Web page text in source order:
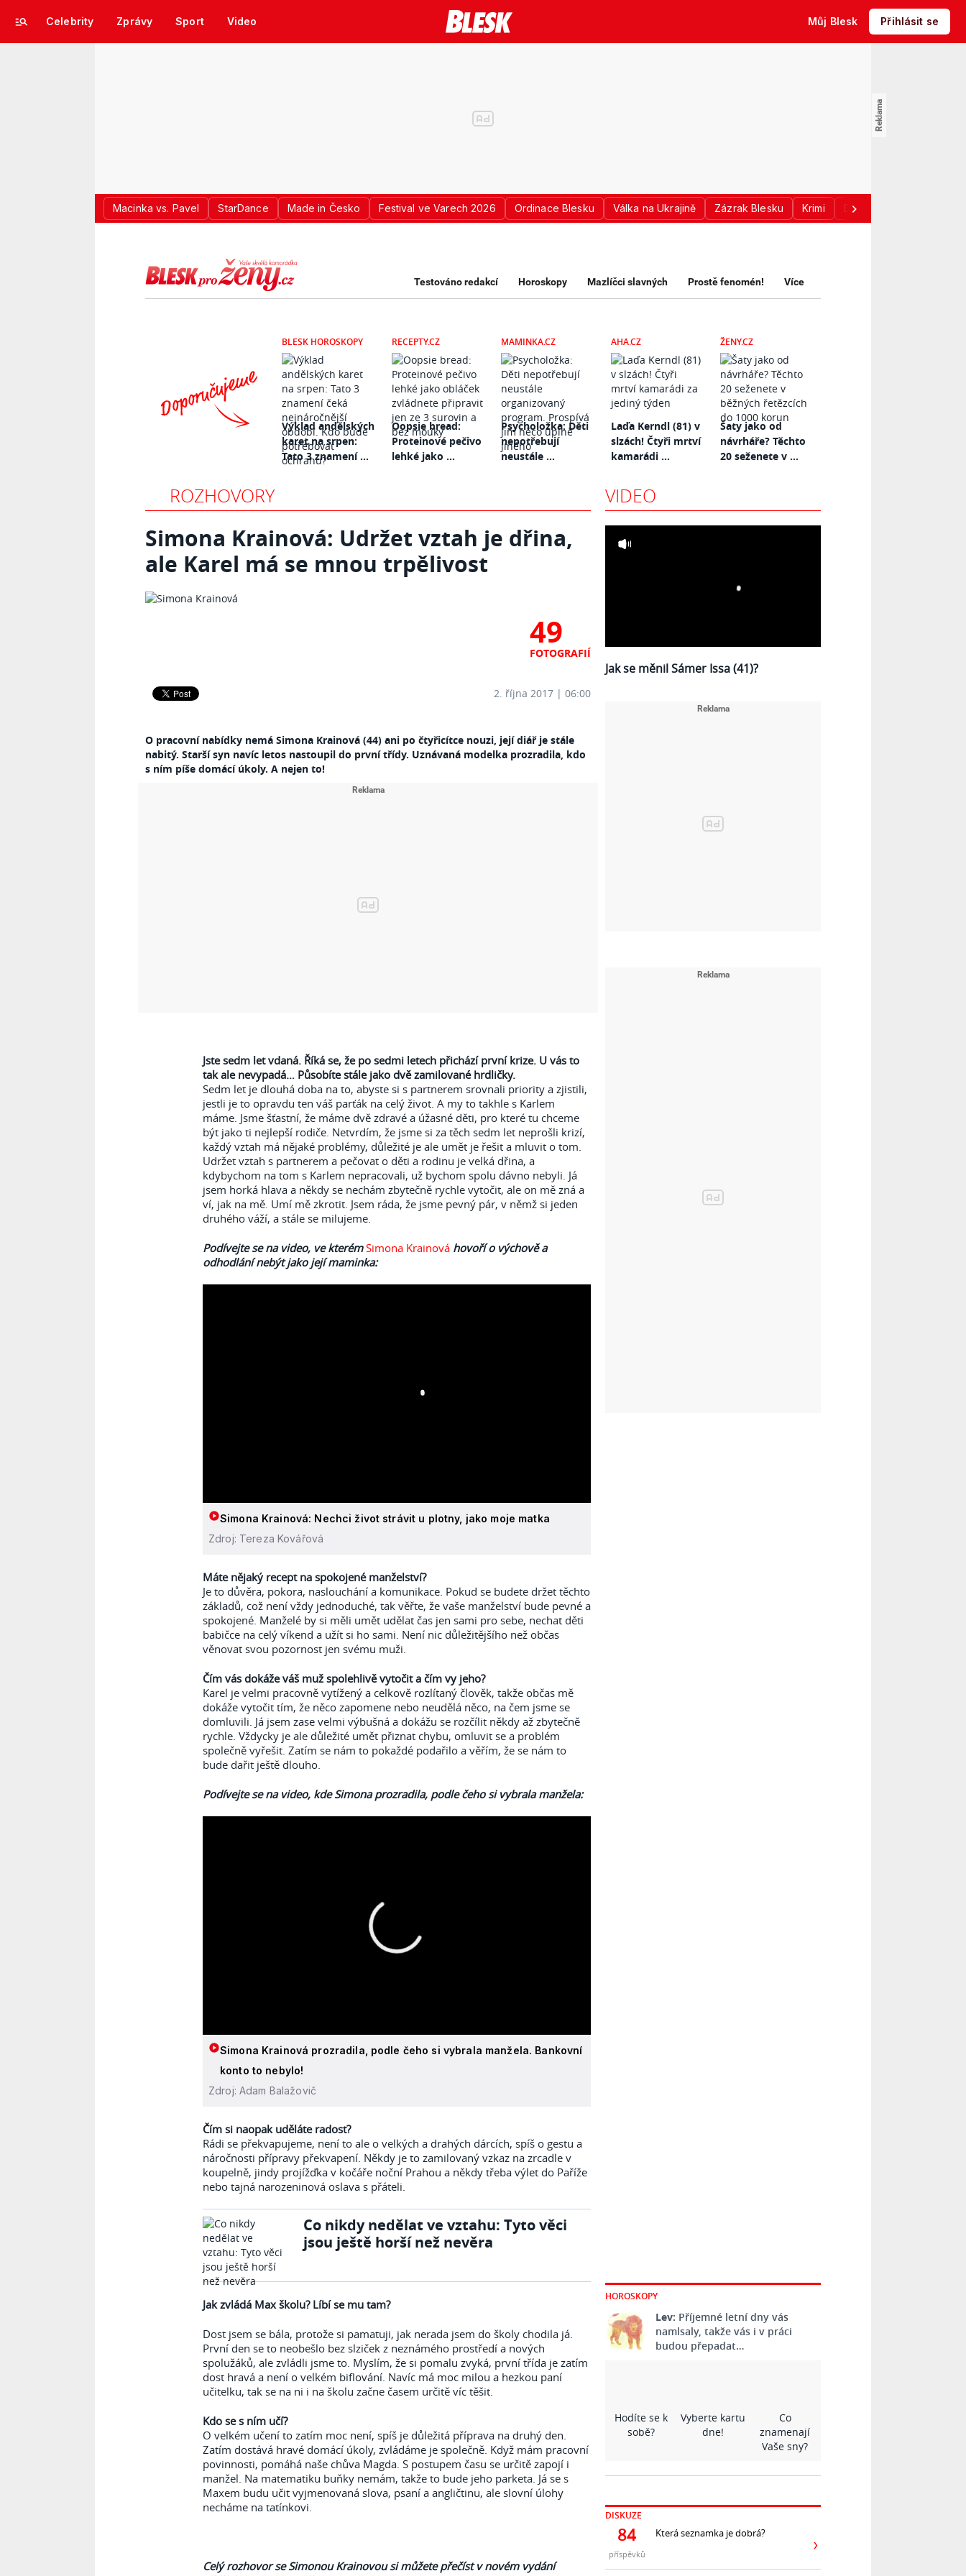
Celebrity Zprávy Sport Video Můj Blesk Přihlásit se
Macinka vs. Pavel StarDance Made in Česko Festival ve Varech 2026 Ordinace Blesku Válka na Ukrajině Zázrak Blesku Krimi Donald Trump
LOGO BLESK PRO ŽENY
Testováno redakcí Horoskopy Mazlíčci slavných Prostě fenomén! Více
BLESK HOROSKOPY
Výklad andělských
karet na srpen:
Tato 3 znamení ...
RECEPTY.CZ
Oopsie bread:
Proteinové pečivo
lehké jako ...
MAMINKA.CZ
Psycholožka: Děti
nepotřebují
neustále ...
AHA.CZ
Laďa Kerndl (81) v
slzách! Čtyři mrtví
kamarádi ...
ŽENY.CZ
Šaty jako od
návrháře? Těchto
20 seženete v ...
ROZHOVORY
Simona Krainová: Udržet vztah je dřina,
ale Karel má se mnou trpělivost
49
FOTOGRAFIÍ
2. října 2017 | 06:00
O pracovní nabídky nemá Simona Krainová (44) ani po čtyřicítce nouzi, její diář je stále
nabitý. Starší syn navíc letos nastoupil do první třídy. Uznávaná modelka prozradila, kdo
s ním píše domácí úkoly. A nejen to!
Jste sedm let vdaná. Říká se, že po sedmi letech přichází první krize. U vás to
tak ale nevypadá… Působíte stále jako dvě zamilované hrdličky.
Sedm let je dlouhá doba na to, abyste si s partnerem srovnali priority a zjistili,
jestli je to opravdu ten váš parťák na celý život. A my to takhle s Karlem
máme. Jsme šťastní, že máme dvě zdravé a úžasné děti, pro které tu chceme
být jako ti nejlepší rodiče. Netvrdím, že jsme si za těch sedm let neprošli krizí,
každý vztah má nějaké problémy, důležité je ale umět je řešit a mluvit o tom.
Udržet vztah s partnerem a pečovat o děti a rodinu je velká dřina, a
kdybychom na tom s Karlem nepracovali, už bychom spolu dávno nebyli. Já
jsem horká hlava a někdy se nechám zbytečně rychle vytočit, ale on mě zná a
ví, jak na mě. Umí mě zkrotit. Jsem ráda, že jsme pevný pár, v němž si jeden
druhého váží, a stále se milujeme.
Podívejte se na video, ve kterémSimona Krainová hovoří o výchově a
odhodlání nebýt jako její maminka:
Simona Krainová: Nechci život strávit u plotny, jako moje matka
Zdroj: Tereza Kovářová
Máte nějaký recept na spokojené manželství?
Je to důvěra, pokora, naslouchání a komunikace. Pokud se budete držet těchto
základů, což není vždy jednoduché, tak věřte, že vaše manželství bude pevné a
spokojené. Manželé by si měli umět udělat čas jen sami pro sebe, nechat děti
babičce na celý víkend a užít si ho sami. Není nic důležitějšího než občas
věnovat svou pozornost jen svému muži.
Čím vás dokáže váš muž spolehlivě vytočit a čím vy jeho?
Karel je velmi pracovně vytížený a celkově rozlítaný člověk, takže občas mě
dokáže vytočit tím, že něco zapomene nebo neudělá něco, na čem jsme se
domluvili. Já jsem zase velmi výbušná a dokážu se rozčílit někdy až zbytečně
rychle. Vždycky je ale důležité umět přiznat chybu, omluvit se a problém
společně vyřešit. Zatím se nám to pokaždé podařilo a věřím, že se nám to
bude dařit ještě dlouho.
Podívejte se na video, kde Simona prozradila, podle čeho si vybrala manžela:
Simona Krainová prozradila, podle čeho si vybrala manžela. Bankovní
konto to nebylo!
Zdroj: Adam Balažovič
Čím si naopak uděláte radost?
Rádi se překvapujeme, není to ale o velkých a drahých dárcích, spíš o gestu a
náročnosti přípravy překvapení. Někdy je to zamilovaný vzkaz na zrcadle v
koupelně, jindy projížďka v kočáře noční Prahou a někdy třeba výlet do Paříže
nebo tajná narozeninová oslava s přáteli.
Co nikdy nedělat ve vztahu: Tyto věci
jsou ještě horší než nevěra
Jak zvládá Max školu? Líbí se mu tam?
Dost jsem se bála, protože si pamatuji, jak nerada jsem do školy chodila já.
První den se to neobešlo bez slziček z neznámého prostředí a nových
spolužáků, ale zvládli jsme to. Myslím, že si pomalu zvyká, první třída je zatím
dost hravá a není o velkém biflování. Navíc má moc milou a hezkou paní
učitelku, tak se na ni i na školu začne časem určitě víc těšit.
Kdo se s ním učí?
O velkém učení to zatím moc není, spíš je důležitá příprava na druhý den.
Zatím dostává hravé domácí úkoly, zvládáme je společně. Když mám pracovní
povinnosti, pomáhá naše chůva Magda. S postupem času se určitě zapojí i
manžel. Na matematiku buňky nemám, takže to bude jeho parketa. Já se s
Maxem budu učit vyjmenovaná slova, psaní a angličtinu, ale slovní úlohy
necháme na tatínkovi.
Celý rozhovor se Simonou Krainovou si můžete přečíst v novém vydání
VIDEO
Jak se měnil Sámer Issa (41)?
HOROSKOPY
Lev: Příjemné letní dny vás
namlsaly, takže vás i v práci
budou přepadat…
Hodíte se k
sobě?
Vyberte kartu
dne!
Co
znamenají
Vaše sny?
DISKUZE
84
příspěvků
Která seznamka je dobrá?